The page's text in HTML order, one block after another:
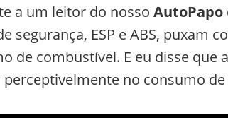
a um leitor do nosso AutoPapo
segurança, ESP e ABS, puxam
de combustível. E eu disse que
no consumo